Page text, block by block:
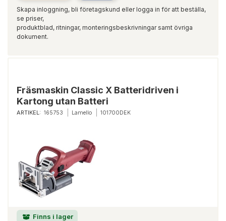
Skapa inloggning, bli företagskund eller logga in för att beställa,
se priser,
produktblad, ritningar, monteringsbeskrivningar samt övriga
dokument.
Fräsmaskin Classic X Batteridriven i
Kartong utan Batteri
ARTIKEL: 165753 Lamello 101700DEK
Finns i lager